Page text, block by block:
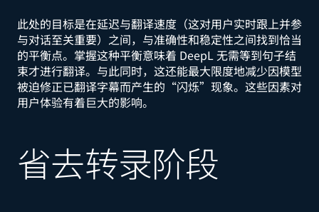
此处的目标是在延迟与翻译速度（这对用户实时跟上并参
与对话至关重要）之间，与准确性和稳定性之间找到恰当
的平衡点。掌握这种平衡意味着 DeepL 无需等到句子结
束才进行翻译。与此同时，这还能最大限度地减少因模型
被迫修正已翻译字幕而产生的“闪烁”现象。这些因素对
用户体验有着巨大的影响。
省去转录阶段